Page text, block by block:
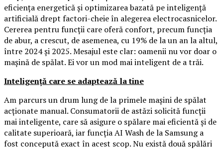
eficiența energetică și optimizarea bazată pe inteligență
artificială drept factori-cheie în alegerea electrocasnicelor.
Cererea pentru funcții care oferă confort, precum funcția
de abur, a crescut, de asemenea, cu 19% de la un an la altul,
între 2024 și 2025. Mesajul este clar: oamenii nu vor doar o
mașină de spălat. Ei vor un mod mai inteligent de a trăi.
Inteligență care se adaptează la tine
Am parcurs un drum lung de la primele mașini de spălat
acționate manual. Consumatorii de astăzi solicită funcții
mai inteligente, care să asigure o spălare mai eficientă și de
calitate superioară, iar funcția AI Wash de la Samsung a
fost concepută exact în acest scop. Nu există două spălări